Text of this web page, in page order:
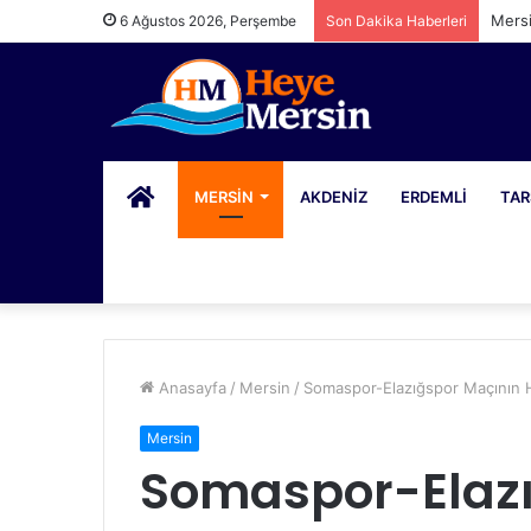
6 Ağustos 2026, Perşembe Son Dakika Haberleri
PORTALMERSIN AKDENIZ ERDEMLI
Anasayfa / Mersin / Somaspor-Elazığspor Maçının
Mersin
Somaspor-